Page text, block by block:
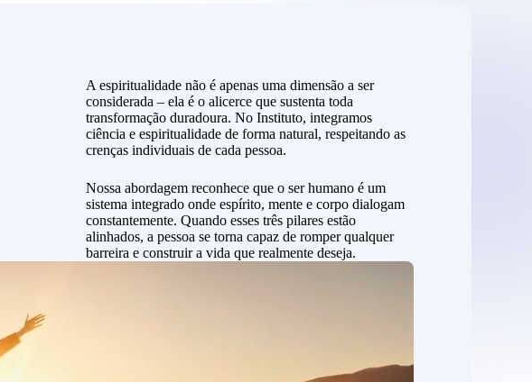
A espiritualidade não é apenas uma dimensão a ser
considerada – ela é o alicerce que sustenta toda
transformação duradoura. No Instituto, integramos
ciência e espiritualidade de forma natural, respeitando as
crenças individuais de cada pessoa.
Nossa abordagem reconhece que o ser humano é um
sistema integrado onde espírito, mente e corpo dialogam
constantemente. Quando esses três pilares estão
alinhados, a pessoa se torna capaz de romper qualquer
barreira e construir a vida que realmente deseja.